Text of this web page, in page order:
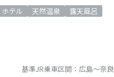
ホテル 天然温泉
露天風呂
基準JR乗車区間： 広島～奈良